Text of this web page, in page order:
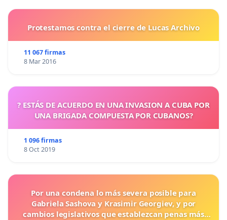
Protestamos contra el cierre de Lucas Archivo
11 067 firmas
8 Mar 2016
? ESTÁS DE ACUERDO EN UNA INVASION A CUBA POR
UNA BRIGADA COMPUESTA POR CUBANOS?
1 096 firmas
8 Oct 2019
Por una condena lo más severa posible para
Gabriela Sashova y Krasimir Georgiev, y por
cambios legislativos que establezcan penas más